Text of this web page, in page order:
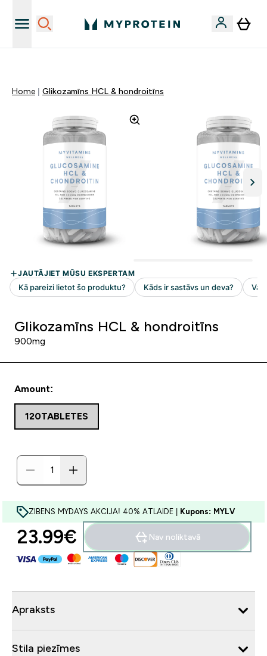
Home Glikozamīns HCL & hondroitīns
Glikozamīns HCL & hondroitīns
900mg
Amount:
120TABLETES
ZIBENS MYDAYS AKCIJA! 40% ATLAIDE | Kupons: MYLV
23.99€‎ Nav noliktavā
Apraksts
Stila piezīmes